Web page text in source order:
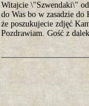
Witajcie \"Szwendaki\" od
do Was bo w zasadzie do
że poszukujecie zdjęć
Pozdrawiam. Gość z